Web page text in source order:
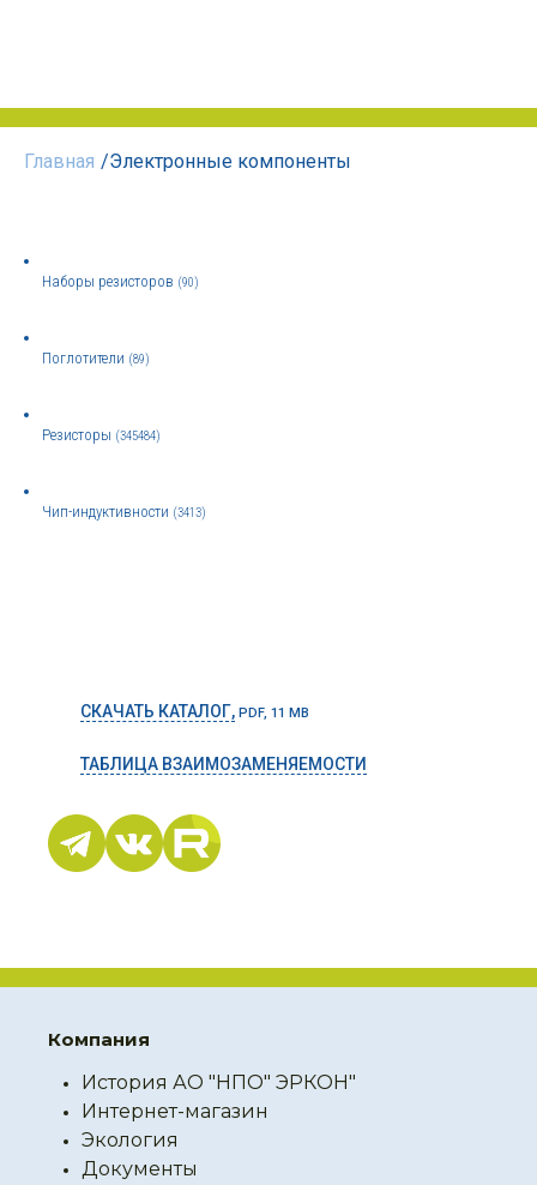
Главная /Электронные компоненты
Наборы резисторов (90)
Поглотители (89)
Резисторы (345484)
Чип-индуктивности (3413)
СКАЧАТЬ КАТАЛОГ, PDF, 11 MB
ТАБЛИЦА ВЗАИМОЗАМЕНЯЕМОСТИ
Компания
История АО "НПО" ЭРКОН"
Интернет-магазин
Экология
Документы